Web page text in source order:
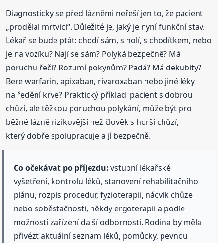
Diagnosticky se před lázněmi neřeší jen to, že pacient
„prodělal mrtvici“. Důležité je, jaký je nyní funkční stav.
Lékař se bude ptát: chodí sám, s holí, s chodítkem, nebo
je na vozíku? Nají se sám? Polyká bezpečně? Má
poruchu řeči? Rozumí pokynům? Padá? Má dekubity?
Bere warfarin, apixaban, rivaroxaban nebo jiné léky
na ředění krve? Praktický příklad: pacient s dobrou
chůzí, ale těžkou poruchou polykání, může být pro
běžné lázně rizikovější než člověk s horší chůzí,
který dobře spolupracuje a jí bezpečně.
Co očekávat po příjezdu: vstupní lékařské
vyšetření, kontrolu léků, stanovení rehabilitačního
plánu, rozpis procedur, fyzioterapii, nácvik chůze
nebo soběstačnosti, někdy ergoterapii a podle
možností zařízení další odbornosti. Rodina by měla
přivézt aktuální seznam léků, pomůcky, pevnou